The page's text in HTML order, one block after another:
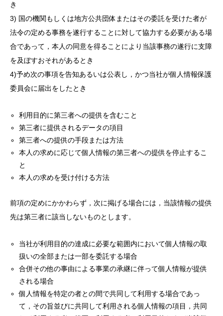
き
3) 国の機関もしくは地方公共団体またはその委託を受けた者が
法令の定める事務を遂行することに対して協力する必要がある場
合であって，本人の同意を得ることにより当該事務の遂行に支障
を及ぼすおそれがあるとき
4)予め次の事項を告知あるいは公表し，かつ当社が個人情報保護
委員会に届出をしたとき
利用目的に第三者への提供を含むこと
第三者に提供されるデータの項目
第三者への提供の手段または方法
本人の求めに応じて個人情報の第三者への提供を停止するこ
と
本人の求めを受け付ける方法
前項の定めにかかわらず，次に掲げる場合には，当該情報の提供
先は第三者に該当しないものとします。
当社が利用目的の達成に必要な範囲内において個人情報の取
扱いの全部または一部を委託する場合
合併その他の事由による事業の承継に伴って個人情報が提供
される場合
個人情報を特定の者との間で共同して利用する場合であっ
て，その旨並びに共同して利用される個人情報の項目，共同